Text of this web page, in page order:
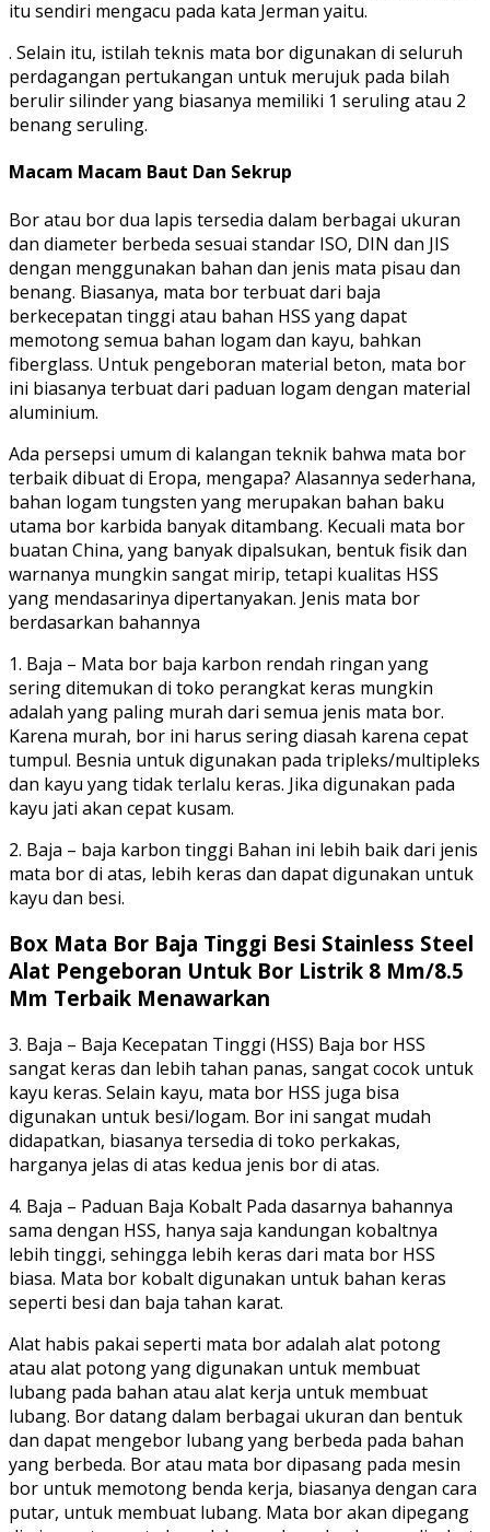
itu sendiri mengacu pada kata Jerman yaitu.
. Selain itu, istilah teknis mata bor digunakan di seluruh
perdagangan pertukangan untuk merujuk pada bilah
berulir silinder yang biasanya memiliki 1 seruling atau 2
benang seruling.
Macam Macam Baut Dan Sekrup
Bor atau bor dua lapis tersedia dalam berbagai ukuran
dan diameter berbeda sesuai standar ISO, DIN dan JIS
dengan menggunakan bahan dan jenis mata pisau dan
benang. Biasanya, mata bor terbuat dari baja
berkecepatan tinggi atau bahan HSS yang dapat
memotong semua bahan logam dan kayu, bahkan
fiberglass. Untuk pengeboran material beton, mata bor
ini biasanya terbuat dari paduan logam dengan material
aluminium.
Ada persepsi umum di kalangan teknik bahwa mata bor
terbaik dibuat di Eropa, mengapa? Alasannya sederhana,
bahan logam tungsten yang merupakan bahan baku
utama bor karbida banyak ditambang. Kecuali mata bor
buatan China, yang banyak dipalsukan, bentuk fisik dan
warnanya mungkin sangat mirip, tetapi kualitas HSS
yang mendasarinya dipertanyakan. Jenis mata bor
berdasarkan bahannya
1. Baja – Mata bor baja karbon rendah ringan yang
sering ditemukan di toko perangkat keras mungkin
adalah yang paling murah dari semua jenis mata bor.
Karena murah, bor ini harus sering diasah karena cepat
tumpul. Besnia untuk digunakan pada tripleks/multipleks
dan kayu yang tidak terlalu keras. Jika digunakan pada
kayu jati akan cepat kusam.
2. Baja – baja karbon tinggi Bahan ini lebih baik dari jenis
mata bor di atas, lebih keras dan dapat digunakan untuk
kayu dan besi.
Box Mata Bor Baja Tinggi Besi Stainless Steel
Alat Pengeboran Untuk Bor Listrik 8 Mm/8.5
Mm Terbaik Menawarkan
3. Baja – Baja Kecepatan Tinggi (HSS) Baja bor HSS
sangat keras dan lebih tahan panas, sangat cocok untuk
kayu keras. Selain kayu, mata bor HSS juga bisa
digunakan untuk besi/logam. Bor ini sangat mudah
didapatkan, biasanya tersedia di toko perkakas,
harganya jelas di atas kedua jenis bor di atas.
4. Baja – Paduan Baja Kobalt Pada dasarnya bahannya
sama dengan HSS, hanya saja kandungan kobaltnya
lebih tinggi, sehingga lebih keras dari mata bor HSS
biasa. Mata bor kobalt digunakan untuk bahan keras
seperti besi dan baja tahan karat.
Alat habis pakai seperti mata bor adalah alat potong
atau alat potong yang digunakan untuk membuat
lubang pada bahan atau alat kerja untuk membuat
lubang. Bor datang dalam berbagai ukuran dan bentuk
dan dapat mengebor lubang yang berbeda pada bahan
yang berbeda. Bor atau mata bor dipasang pada mesin
bor untuk memotong benda kerja, biasanya dengan cara
putar, untuk membuat lubang. Mata bor akan dipegang